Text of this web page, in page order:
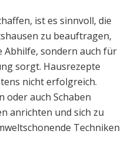
ist es sinnvoll, die
zu beauftragen,
sondern auch für
sorgt. Hausrezepte
nicht erfolgreich.
oder auch Schaben
anrichten und sich zu
Techniken